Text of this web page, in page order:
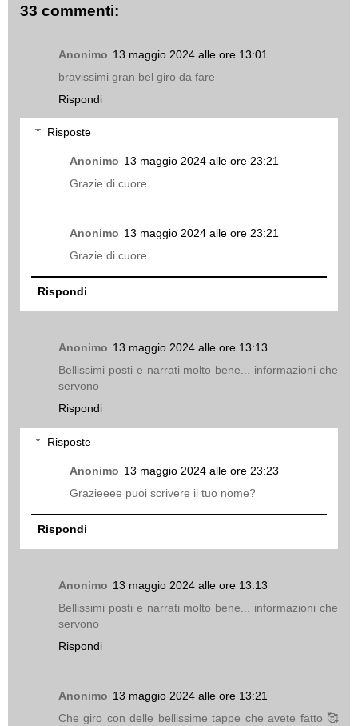
33 commenti:
Anonimo 13 maggio 2024 alle ore 13:01
bravissimi gran bel giro da fare
Rispondi
Risposte
Anonimo 13 maggio 2024 alle ore 23:21
Grazie di cuore
Anonimo 13 maggio 2024 alle ore 23:21
Grazie di cuore
Rispondi
Anonimo 13 maggio 2024 alle ore 13:13
Bellissimi posti e narrati molto bene... informazioni che
servono
Rispondi
Risposte
Anonimo 13 maggio 2024 alle ore 23:23
Grazieeee puoi scrivere il tuo nome?
Rispondi
Anonimo 13 maggio 2024 alle ore 13:13
Bellissimi posti e narrati molto bene... informazioni che
servono
Rispondi
Anonimo 13 maggio 2024 alle ore 13:21
Che giro con delle bellissime tappe che avete fatto 🥰